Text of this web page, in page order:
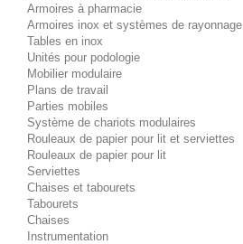
Armoires à pharmacie
Armoires inox et systèmes de rayonnage
Tables en inox
Unités pour podologie
Mobilier modulaire
Plans de travail
Parties mobiles
Système de chariots modulaires
Rouleaux de papier pour lit et serviettes
Rouleaux de papier pour lit
Serviettes
Chaises et tabourets
Tabourets
Chaises
Instrumentation